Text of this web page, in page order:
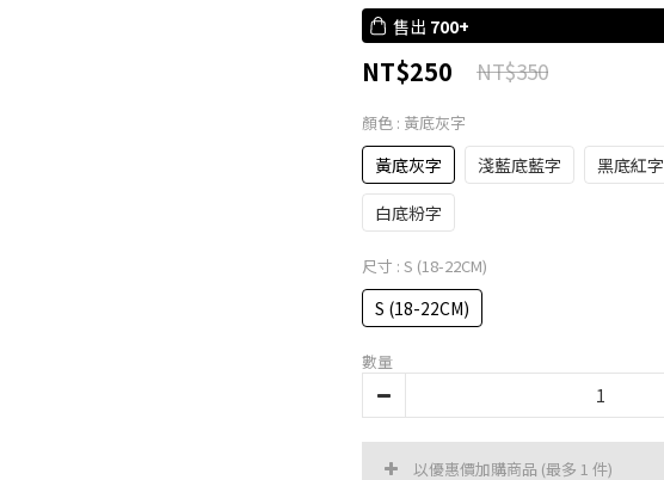
售出 700+
NT$250 NT$350
顏色 : 黃底灰字
黃底灰字 淺藍底藍字 黑底紅字
白底粉字
尺寸 : S (18-22CM)
S (18-22CM)
數量
以優惠價加購商品 (最多 1 件)